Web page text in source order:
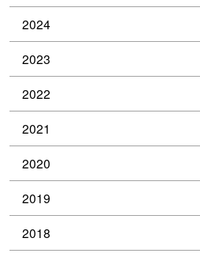
2024
2023
2022
2021
2020
2019
2018